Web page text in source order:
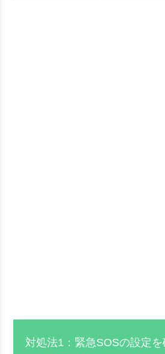
対処法1：緊急SOSの設定